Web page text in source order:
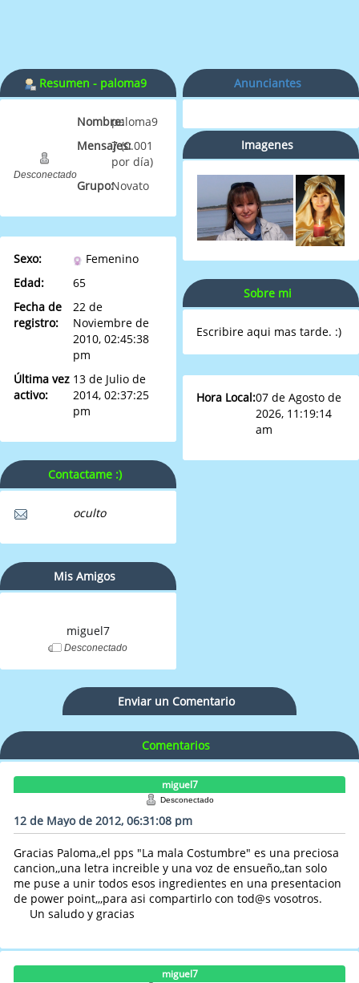
Resumen - paloma9
Desconectado
Nombre:paloma9
Mensajes:7 (0.001
por día)
Grupo:Novato
Sexo:
Femenino
Edad:
65
Fecha de
registro:
22 de
Noviembre de
2010, 02:45:38
pm
Última vez
activo:
13 de Julio de
2014, 02:37:25
pm
Contactame :)
oculto
Mis Amigos
miguel7
Desconectado
Anunciantes
Imagenes
Sobre mi
Escribire aqui mas tarde. :)
Hora Local:07 de Agosto de
2026, 11:19:14
am
Enviar un Comentario
Comentarios
miguel7
Desconectado
12 de Mayo de 2012, 06:31:08 pm
Gracias Paloma,,el pps "La mala Costumbre" es una preciosa
cancion,,una letra increible y una voz de ensueño,,tan solo
me puse a unir todos esos ingredientes en una presentacion
de power point,,,para asi compartirlo con tod@s vosotros.
Un saludo y gracias
miguel7